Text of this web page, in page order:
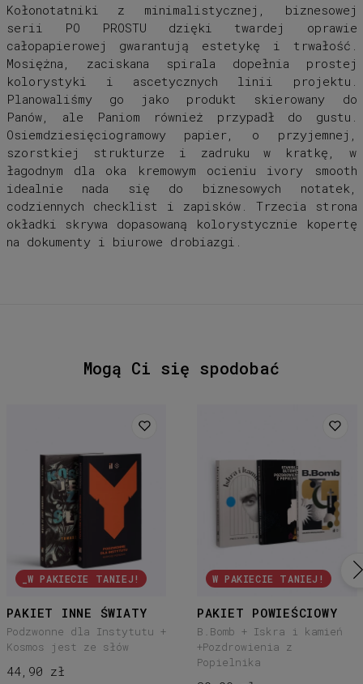
Kołonotatniki z minimalistycznej, biznesowej
serii PO PROSTU dzięki twardej oprawie
całopapierowej gwarantują estetykę i trwałość.
Mosiężna, zaciskana spirala dopełnia prostej
kolorystyki i ascetycznych linii projektu.
Planowaliśmy go jako produkt skierowany do
Panów, ale Paniom również przypadł do gustu.
Osiemdziesięciogramowy papier, o przyjemnej,
szorstkiej strukturze i zadruku w kratkę, w
łagodnym dla oka kremowym ocieniu ivory smooth
idealnie nada się do biznesowych notatek,
codziennych checklist i zapisków. Trzecia strona
okładki skrywa dopasowaną kolorystycznie kopertę
na dokumenty i biurowe drobiazgi.
Mogą Ci się spodobać
_W PAKIECIE TANIEJ!
PAKIET INNE ŚWIATY
Podzwonne dla Instytutu +
Kosmos jest ze słów
44,90 zł
W PAKIECIE TANIEJ!
PAKIET POWIEŚCIOWY
B.Bomb + Iskra i kamień
+Pozdrowienia z
Popielnika